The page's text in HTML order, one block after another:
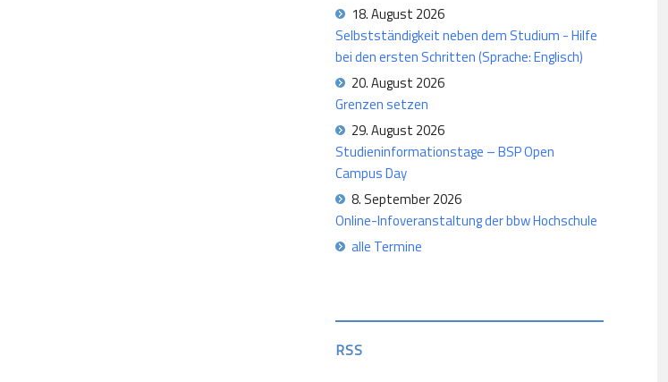
18. August 2026
Selbstständigkeit neben dem Studium - Hilfe
bei den ersten Schritten (Sprache: Englisch)
20. August 2026
Grenzen setzen
29. August 2026
Studieninformationstage – BSP Open
Campus Day
8. September 2026
Online-Infoveranstaltung der bbw Hochschule
alle Termine
RSS